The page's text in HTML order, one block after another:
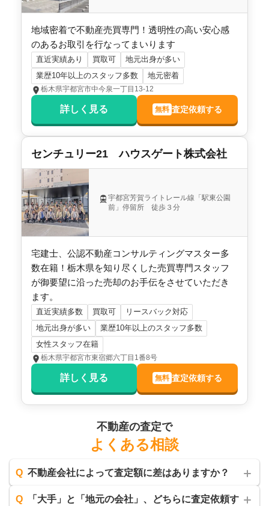
地域密着で不動産売買専門！透明性の高い安心感
のあるお取引を行なってまいります
直近実績あり 買取可
地元出身が多い
業歴10年以上のスタッフ多数
地元密着
栃木県宇都宮市中今泉一丁目13-12
詳しく見る 無料 査定依頼する
センチュリー21 ハウスゲート株式会社
宇都宮芳賀ライトレール線「駅東公園
前」停留所 徒歩３分
宅建士、公認不動産コンサルティングマスター多
数在籍！栃木県を知り尽くした売買専門スタッフ
が御要望に沿った売却のお手伝をさせていただき
ます。
直近実績多数 買取可
リースバック対応
地元出身が多い
業歴10年以上のスタッフ多数
女性スタッフ在籍
栃木県宇都宮市東宿郷六丁目1番8号
詳しく見る 無料 査定依頼する
不動産の査定で
よくある相談
Q 不動産会社によって査定額に差はありますか？
Q
「大手」と「地元の会社」、どちらに査定依頼す